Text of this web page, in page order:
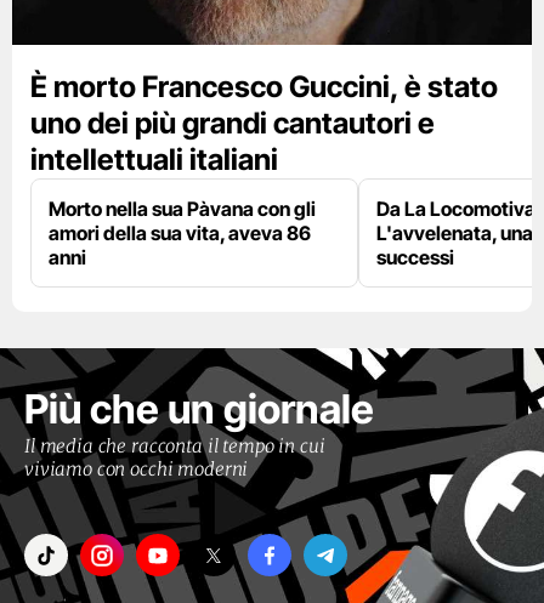
È morto Francesco Guccini, è stato
uno dei più grandi cantautori e
intellettuali italiani
Morto nella sua Pàvana con gli
amori della sua vita, aveva 86
anni
Da La Locomotiva
L'avvelenata, una
successi
Più che un giornale
Il media che racconta il tempo in cui
viviamo con occhi moderni